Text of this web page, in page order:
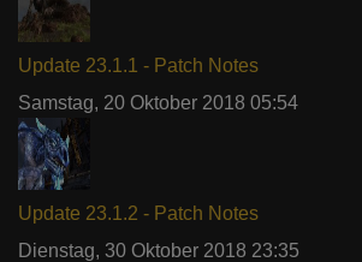
Update 23.1.1 - Patch Notes
Samstag, 20 Oktober 2018 05:54
Update 23.1.2 - Patch Notes
Dienstag, 30 Oktober 2018 23:35